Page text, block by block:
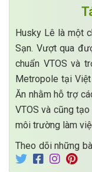
Husky Lê là một
Sạn. Vượt qua
chuẩn VTOS và
Metropole tại
Ăn nhằm hỗ trợ
VTOS và cũng
môi trường làm
Theo dõi những